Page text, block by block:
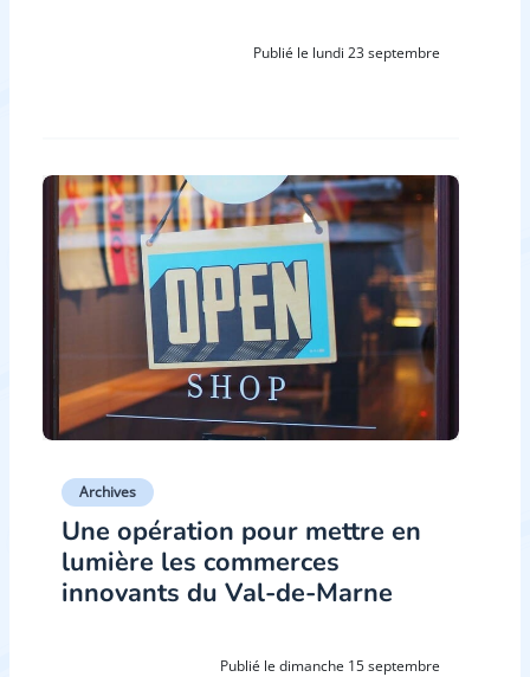
Publié le lundi 23 septembre
Archives
Une opération pour mettre en
lumière les commerces
innovants du Val-de-Marne
Publié le dimanche 15 septembre